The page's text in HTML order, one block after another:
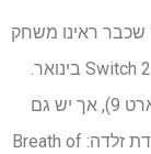
שכבר ראינו משחק
חדש של מריו קארט הקניט במהלך ה- Switch 2 Refent בינואר.
יש לקוות שנקבל הודעה רשמית (יתכן שמריו קארט 9), אך יש גם
שמועות על תואר MARIO 3D חדש, יחד עם אגדת זלדה: Breath of